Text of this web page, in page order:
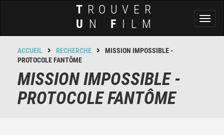
T ROUVER
U N F ILM
ACCUEIL RECHERCHE
MISSION IMPOSSIBLE -
PROTOCOLE FANTÔME
MISSION IMPOSSIBLE -
PROTOCOLE FANTÔME